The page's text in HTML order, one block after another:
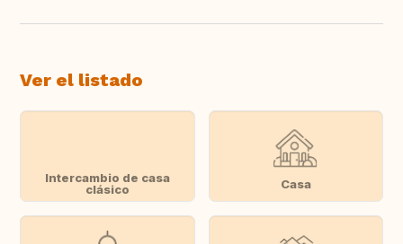
Ver el listado
Intercambio de casa
clásico
Casa